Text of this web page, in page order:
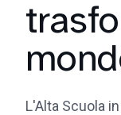
L'Alta Scuola